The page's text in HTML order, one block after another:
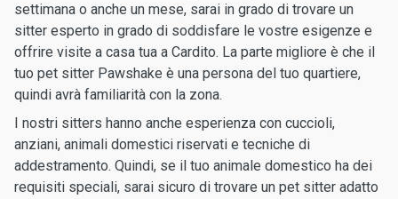
settimana o anche un mese, sarai in grado di trovare un
sitter esperto in grado di soddisfare le vostre esigenze e
offrire visite a casa tua a Cardito. La parte migliore è che il
tuo pet sitter Pawshake è una persona del tuo quartiere,
quindi avrà familiarità con la zona.
I nostri sitters hanno anche esperienza con cuccioli,
anziani, animali domestici riservati e tecniche di
addestramento. Quindi, se il tuo animale domestico ha dei
requisiti speciali, sarai sicuro di trovare un pet sitter adatto